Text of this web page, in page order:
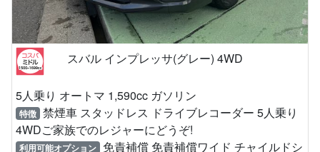
スバル インプレッサ(グレー) 4WD
5人乗り オートマ 1,590cc ガソリン
特徴 禁煙車 スタッドレス ドライブレコーダー 5人乗り
4WDご家族でのレジャーにどうぞ!
利用可能オプション 免責補償 免責補償ワイド チャイルドシ